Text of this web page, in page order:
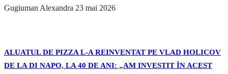
Gugiuman Alexandra 23 mai 2026
ALUATUL DE PIZZA L-A REINVENTAT PE VLAD HOLICOV
DE LA DI NAPO, LA 40 DE ANI: „AM INVESTIT ÎN ACEST